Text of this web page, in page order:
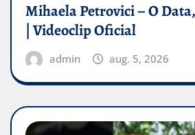
Mihaela Petrovici – O
| Videoclip Oficial
admin aug. 5, 2026